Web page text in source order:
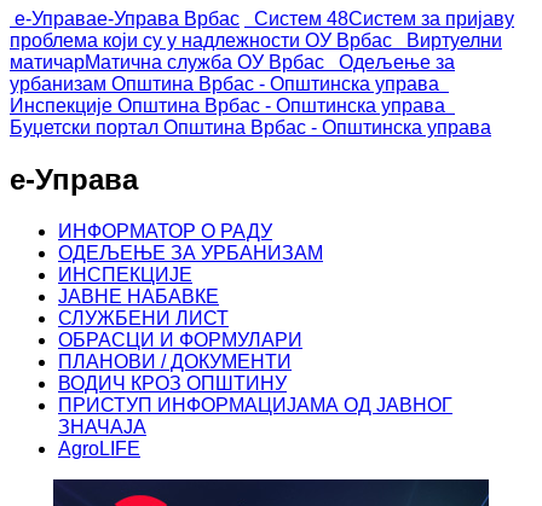
е-Управае-Управа Врбас Систем 48Систем за пријаву
проблема који су у надлежности ОУ Врбас
Виртуелни
матичарМатична служба ОУ Врбас
Одељење за
урбанизам Општина Врбас - Општинска управа
Инспекције Општина Врбас - Општинска управа
Буџетски портал Општина Врбас - Општинска управа
е-Управа
ИНФОРМАТОР О РАДУ
ОДЕЉЕЊЕ ЗА УРБАНИЗАМ
ИНСПЕКЦИЈЕ
ЈАВНЕ НАБАВКЕ
СЛУЖБЕНИ ЛИСТ
ОБРАСЦИ И ФОРМУЛАРИ
ПЛАНОВИ / ДОКУМЕНТИ
ВОДИЧ КРОЗ ОПШТИНУ
ПРИСТУП ИНФОРМАЦИЈАМА ОД ЈАВНОГ
ЗНАЧАЈА
AgroLIFE